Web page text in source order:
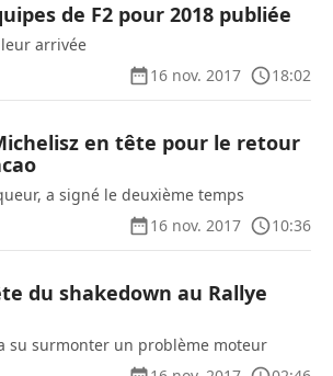
de F2 pour 2018 publiée
arrivée
16 nov. 2017
18:02
en tête pour le retour
a signé le deuxième temps
16 nov. 2017
10:36
du shakedown au Rallye
su surmonter un problème moteur